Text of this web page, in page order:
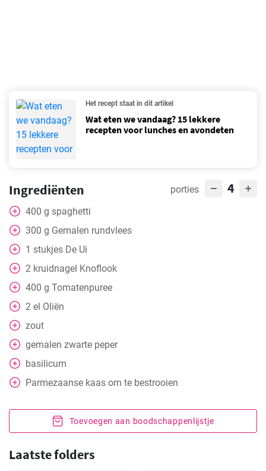
Het recept staat in dit artikel
Wat eten we vandaag? 15 lekkere
recepten voor lunches en avondeten
Ingrediënten porties 4
400 g spaghetti
300 g Gemalen rundvlees
1 stukjes De Ui
2 kruidnagel Knoflook
400 g Tomatenpuree
2 el Oliën
zout
gemalen zwarte peper
basilicum
Parmezaanse kaas om te bestrooien
Toevoegen aan boodschappenlijstje
Laatste folders